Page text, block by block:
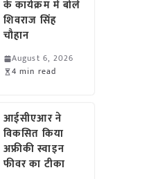
के कार्यक्रम में बोले
शिवराज सिंह
चौहान
August 6, 2026
4 min read
आईसीएआर ने
विकसित किया
अफ्रीकी स्वाइन
फीवर का टीका